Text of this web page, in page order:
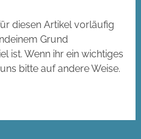
diesen Artikel vorläufig
Grund
ist. Wenn ihr ein wichtiges
bitte auf andere Weise.